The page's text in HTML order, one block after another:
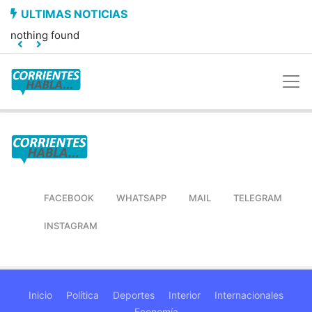
nothing found
FACEBOOK WHATSAPP MAIL TELEGRAM
INSTAGRAM
Inicio Política Deportes Interior
Internacionales